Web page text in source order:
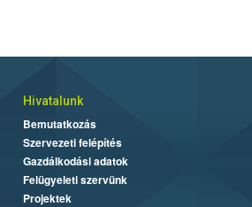
Hivatalunk
Bemutatkozás
Szervezeti felépítés
Gazdálkodási adatok
Felügyeleti szervünk
Projektek